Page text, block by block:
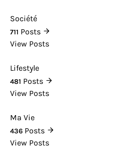
Société
711 Posts
View Posts
Lifestyle
481 Posts
View Posts
Ma Vie
436 Posts
View Posts